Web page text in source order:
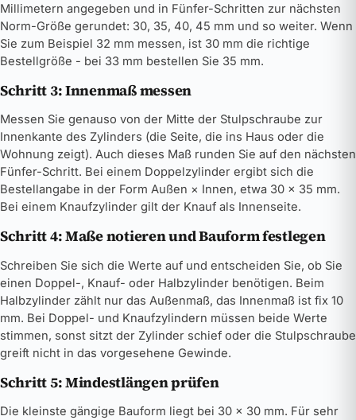
Millimetern angegeben und in Fünfer-Schritten zur nächsten
Norm-Größe gerundet: 30, 35, 40, 45 mm und so weiter. Wenn
Sie zum Beispiel 32 mm messen, ist 30 mm die richtige
Bestellgröße - bei 33 mm bestellen Sie 35 mm.
Schritt 3: Innenmaß messen
Messen Sie genauso von der Mitte der Stulpschraube zur
Innenkante des Zylinders (die Seite, die ins Haus oder die
Wohnung zeigt). Auch dieses Maß runden Sie auf den nächsten
Fünfer-Schritt. Bei einem Doppelzylinder ergibt sich die
Bestellangabe in der Form Außen × Innen, etwa 30 × 35 mm.
Bei einem Knaufzylinder gilt der Knauf als Innenseite.
Schritt 4: Maße notieren und Bauform festlegen
Schreiben Sie sich die Werte auf und entscheiden Sie, ob Sie
einen Doppel-, Knauf- oder Halbzylinder benötigen. Beim
Halbzylinder zählt nur das Außenmaß, das Innenmaß ist fix 10
mm. Bei Doppel- und Knaufzylindern müssen beide Werte
stimmen, sonst sitzt der Zylinder schief oder die Stulpschraube
greift nicht in das vorgesehene Gewinde.
Schritt 5: Mindestlängen prüfen
Die kleinste gängige Bauform liegt bei 30 × 30 mm. Für sehr